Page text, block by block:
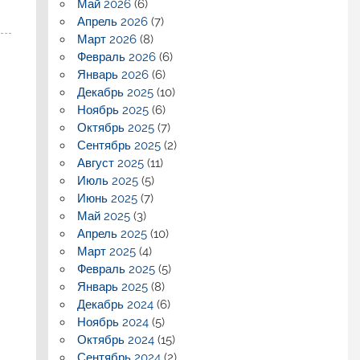
Май 2026 (6)
Апрель 2026 (7)
Март 2026 (8)
Февраль 2026 (6)
Январь 2026 (6)
Декабрь 2025 (10)
Ноябрь 2025 (6)
Октябрь 2025 (7)
Сентябрь 2025 (2)
Август 2025 (11)
Июль 2025 (5)
Июнь 2025 (7)
Май 2025 (3)
Апрель 2025 (10)
Март 2025 (4)
Февраль 2025 (5)
Январь 2025 (8)
Декабрь 2024 (6)
Ноябрь 2024 (5)
Октябрь 2024 (15)